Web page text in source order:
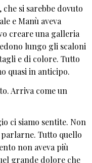
si sarebbe dovuto
e Manù aveva
creare una galleria
lungo gli scaloni
e di colore. Tutto
quasi in anticipo.
Arriva come un
ci siamo sentite. Non
Tutto quello
non aveva più
grande dolore che